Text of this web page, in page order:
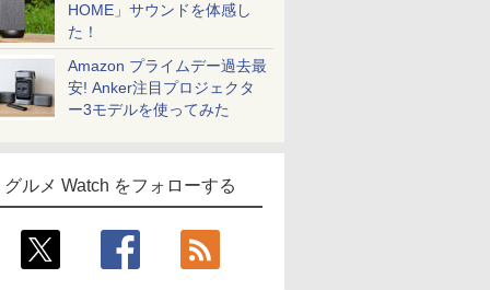
HOME」サウンドを体感し
た！
Amazon プライムデー過去最
安! Anker注目プロジェクタ
ー3モデルを使ってみた
グルメ Watch をフォローする